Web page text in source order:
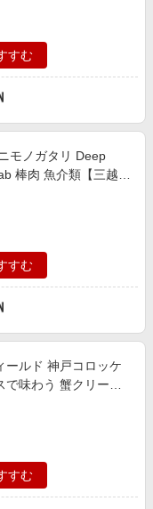
すむ
モノガタリ Deep
棒肉 魚介類【三越伊
すむ
ールド 神戸コロッケ
で味わう 蟹クリーム
すむ